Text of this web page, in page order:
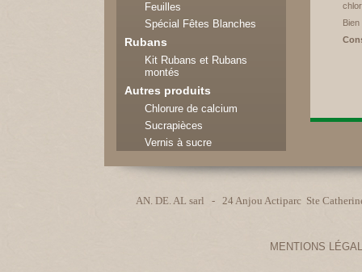
Feuilles
Spécial Fêtes Blanches
Rubans
Kit Rubans et Rubans
montés
Autres produits
Chlorure de calcium
Sucrapièces
Vernis à sucre
AN. DE. AL sarl - 24 Anjou Actiparc Ste
MENTIONS